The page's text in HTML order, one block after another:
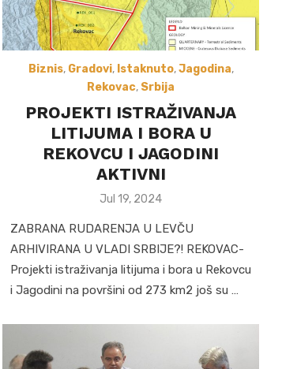
Biznis, Gradovi, Istaknuto,Jagodina,
Rekovac, Srbija
PROJEKTI ISTRAŽIVANJA
LITIJUMA I BORA U
REKOVCU I JAGODINI
AKTIVNI
Posted
Jul 19, 2024
ZABRANA RUDARENJA U LEVČU
ARHIVIRANA U VLADI SRBIJE?! REKOVAC-
Projekti istraživanja litijuma i bora u Rekovcu
i Jagodini na površini od 273 km2 još su …